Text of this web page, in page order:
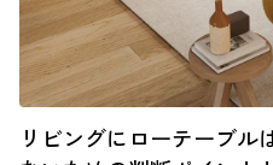
リビングにローテーブル